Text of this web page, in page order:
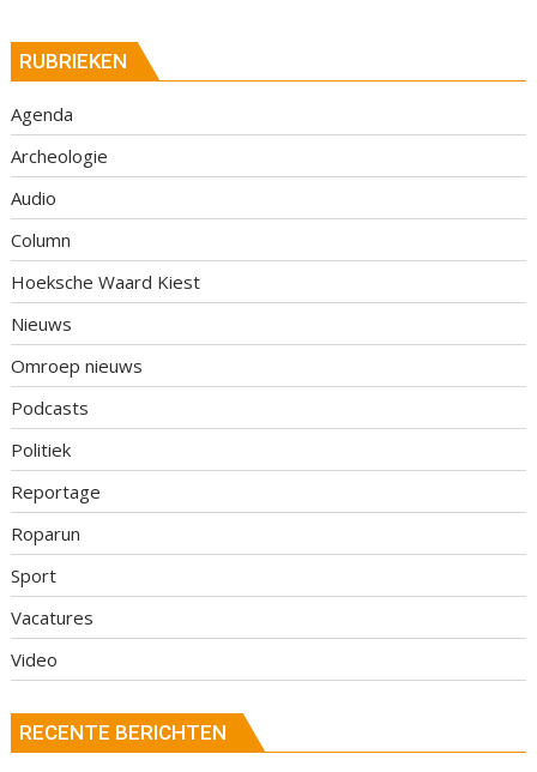
RUBRIEKEN
Agenda
Archeologie
Audio
Column
Hoeksche Waard Kiest
Nieuws
Omroep nieuws
Podcasts
Politiek
Reportage
Roparun
Sport
Vacatures
Video
RECENTE BERICHTEN